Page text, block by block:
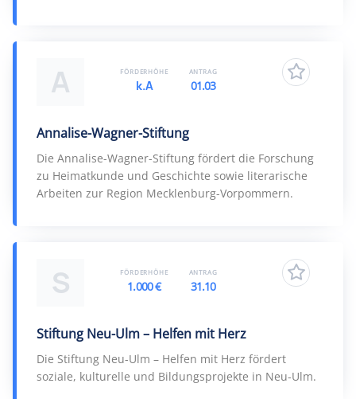
A
Annalise-Wagner-Stiftung
Die Annalise-Wagner-Stiftung fördert die Forschung
zu Heimatkunde und Geschichte sowie literarische
Arbeiten zur Region Mecklenburg-Vorpommern.
FÖRDERHÖHE
k.A
ANTRAG
01.03
S
Stiftung Neu-Ulm – Helfen mit Herz
Die Stiftung Neu-Ulm – Helfen mit Herz fördert
soziale, kulturelle und Bildungsprojekte in Neu-Ulm.
FÖRDERHÖHE
1.000 €
ANTRAG
31.10